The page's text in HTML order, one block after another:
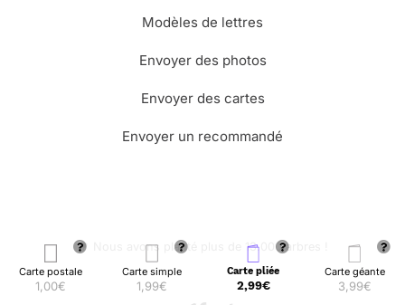
Carte postale
1,00€
Carte simple
1,99€
Carte pliée
2,99€
Carte géante
3,99€
Modèles de lettres
Envoyer des photos
Envoyer des cartes
Envoyer un recommandé
🌳 Nous avons planté plus de 13.000 arbres !